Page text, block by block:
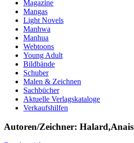
Magazine
Mangas
Light Novels
Manhwa
Manhua
Webtoons
Young Adult
Bildbände
Schuber
Malen & Zeichnen
Sachbücher
Aktuelle Verlagskataloge
Verkaufshilfen
Autoren/Zeichner: Halard,Anais